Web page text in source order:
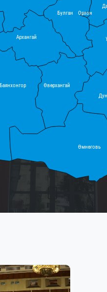
Баянхонгор
Өмнөговь
Булган
Архангай
Орхон
Өвөрхангай